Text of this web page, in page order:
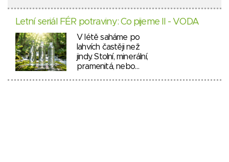
Letní seriál FÉR potraviny: Co pijeme II - VODA
V létě saháme po
lahvích častěji než
jindy. Stolní, minerální,
pramenitá, nebo…